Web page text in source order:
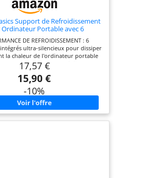
Support de Refroidissement
Portable avec 6
Silencieux, pour Ordinateurs
12 à 17 po, avec Ports USB-A et
C, Réglable en Hauteur
DE REFROIDISSEMENT : 6
ultra-silencieux pour dissiper
la chaleur de l'ordinateur portable
angles pour un refroidissement
DU VENTILATEUR : vitesse des
réglable simplement en tournant le
; voyant LED bleu indiquant
sont en marche DESIGN
: 6 niveaux de réglage en hauteur
diverses inclinaisons pour un
optimal et un confort
17,57 €
15,90 €
-10%